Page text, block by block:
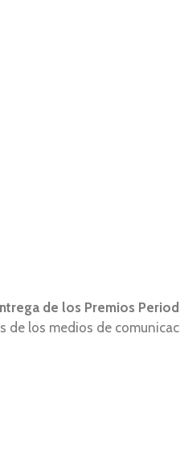
de los Premios
de los medios de